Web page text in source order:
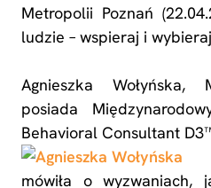
Metropolii Poznań
ludzie – wspieraj i wybieraj
Agnieszka
posiada
Behavioral Consultant
mówiła o